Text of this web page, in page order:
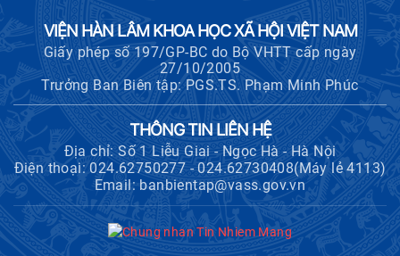
VIỆN HÀN LÂM KHOA HỌC XÃ HỘI VIỆT NAM
Giấy phép số 197/GP-BC do Bộ VHTT cấp ngày
27/10/2005
Trưởng Ban Biên tập: PGS.TS. Phạm Minh Phúc
THÔNG TIN LIÊN HỆ
Địa chỉ: Số 1 Liễu Giai - Ngọc Hà - Hà Nội
Điện thoại: 024.62750277 - 024.62730408(Máy lẻ 4113)
Email: banbientap@vass.gov.vn